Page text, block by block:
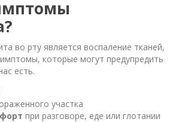
во рту является воспаление тканей,
которые могут предупредить
есть.
участка
при разговоре, еде или глотании